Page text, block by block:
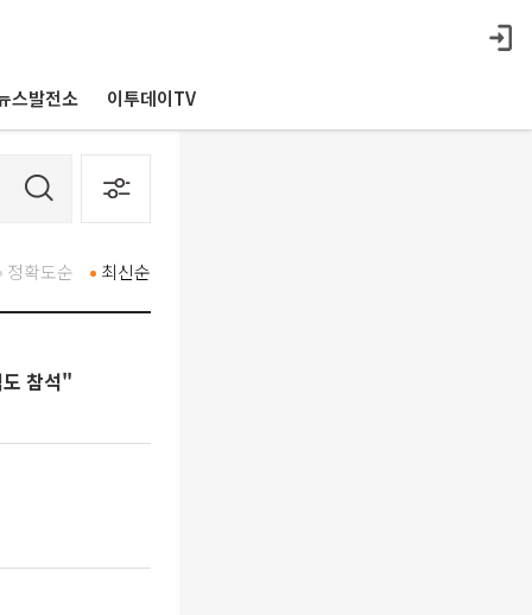
스발전소 이투데이TV
최신순
정확도순
참석"